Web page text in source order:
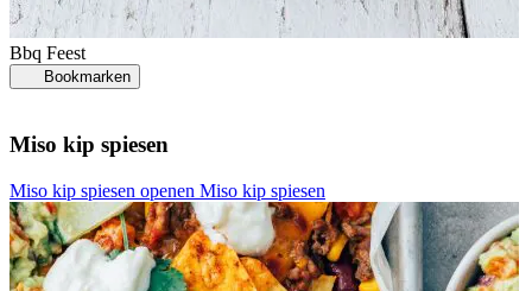
Bbq Feest
Bookmarken
Miso kip spiesen
Miso kip spiesen openen Miso kip spiesen